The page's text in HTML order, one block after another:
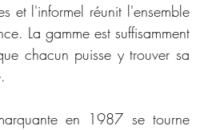
et l'informel réunit l'ensemble
La gamme est suffisamment
chacun puisse y trouver sa
en 1987 se tourne